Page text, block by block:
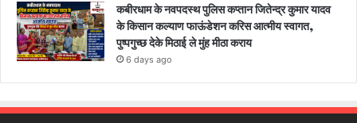
कबीरधाम के नवपदस्थ पुलिस कप्तान जितेन्द्र कुमार यादव
के किसान कल्याण फाऊंडेशन करिस आत्मीय स्वागत,
पुष्पगुच्छ देके मिठाई ले मुंह मीठा कराय
6 days ago